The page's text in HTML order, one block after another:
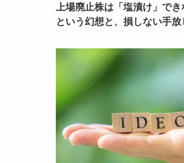
上場廃止株は「塩漬け」で
という幻想と、損しない手放